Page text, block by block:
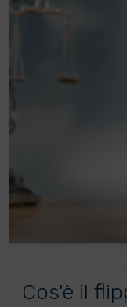
Cos'è il